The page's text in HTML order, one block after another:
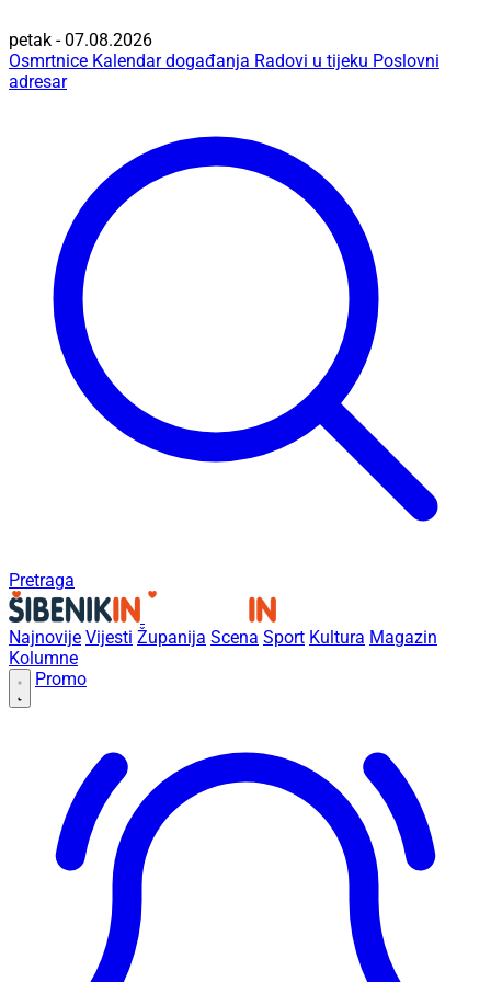
petak - 07.08.2026
Osmrtnice Kalendar događanja Radovi u tijeku Poslovni
adresar
Pretraga
Najnovije Vijesti Županija Scena Sport Kultura Magazin
Kolumne
Promo